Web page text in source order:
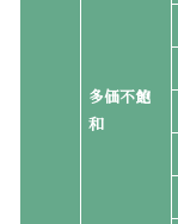
多価不飽
和